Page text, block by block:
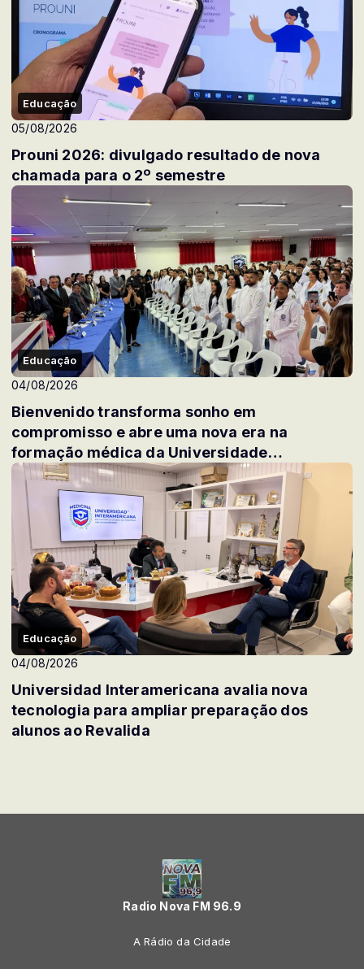
Educação
05/08/2026
Prouni 2026: divulgado resultado de nova
chamada para o 2º semestre
Educação
04/08/2026
Bienvenido transforma sonho em
compromisso e abre uma nova era na
formação médica da Universidade
Interamericana
Educação
04/08/2026
Universidad Interamericana avalia nova
tecnologia para ampliar preparação dos
alunos ao Revalida
Radio Nova FM 96.9
A Rádio da Cidade